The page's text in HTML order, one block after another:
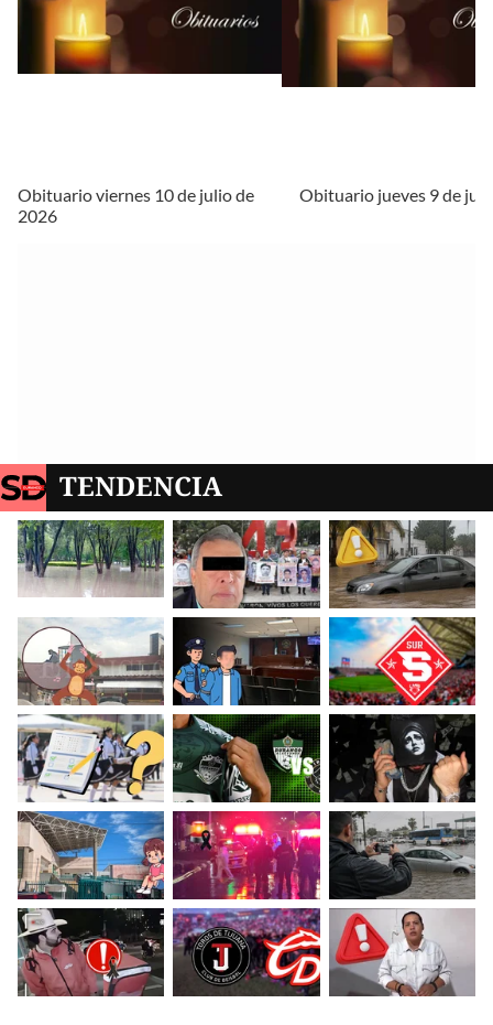
Obituario viernes 10 de julio de
2026
Obituario jueves 9 de
TENDENCIA